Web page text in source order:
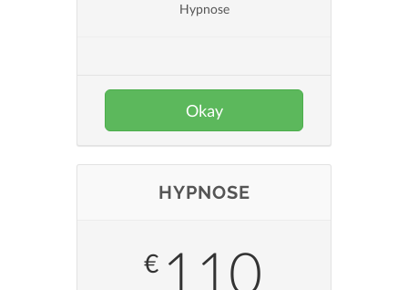
Hypnose
Okay
HYPNOSE
€ 110